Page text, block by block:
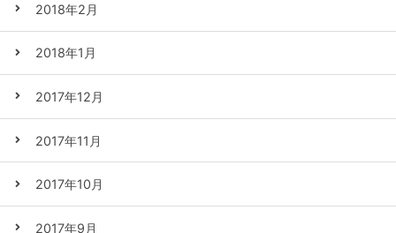
2018年2月
2018年1月
2017年12月
2017年11月
2017年10月
2017年9月